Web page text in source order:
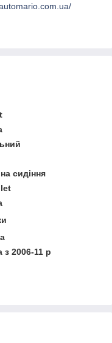
сидіння
з 2006-11 р